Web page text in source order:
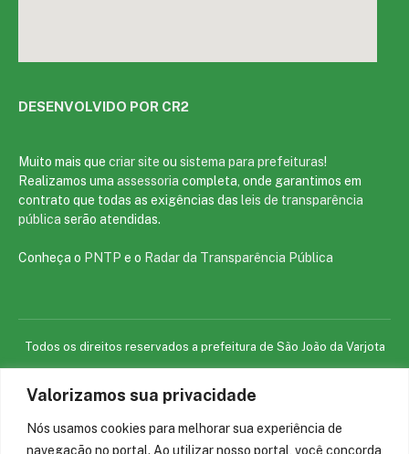
Valorizamos sua privacidade
Nós usamos cookies para melhorar sua experiência de
navegação no portal. Ao utilizar nosso portal, você concorda
DESENVOLVIDO POR CR2
Muito mais que criar site ou sistema para prefeituras!
Realizamos uma assessoria completa, onde garantimos em
contrato que todas as exigências das leis de transparência
pública serão atendidas.
Conheça o PNTP e o Radar da Transparência Pública
Todos os direitos reservados a prefeitura de São João da Varjota
Mapa do Site
Acessar Área Administrativa